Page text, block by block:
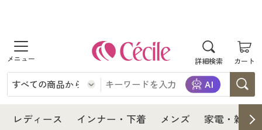
詳細検索 カート
商品を探す
レディース
インナー・下着
レディース インナー・下着 メンズ 家電・雑貨
レディース
レディース通販すべて
レディースファッション
インナー・下着
インナー・下着通販すべて
メンズ